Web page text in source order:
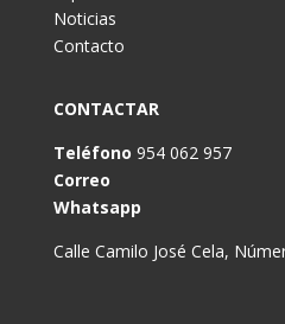
Noticias
Contacto
CONTACTAR
Teléfono 954 062 957
Correo
Whatsapp
Calle Camilo José Cela,